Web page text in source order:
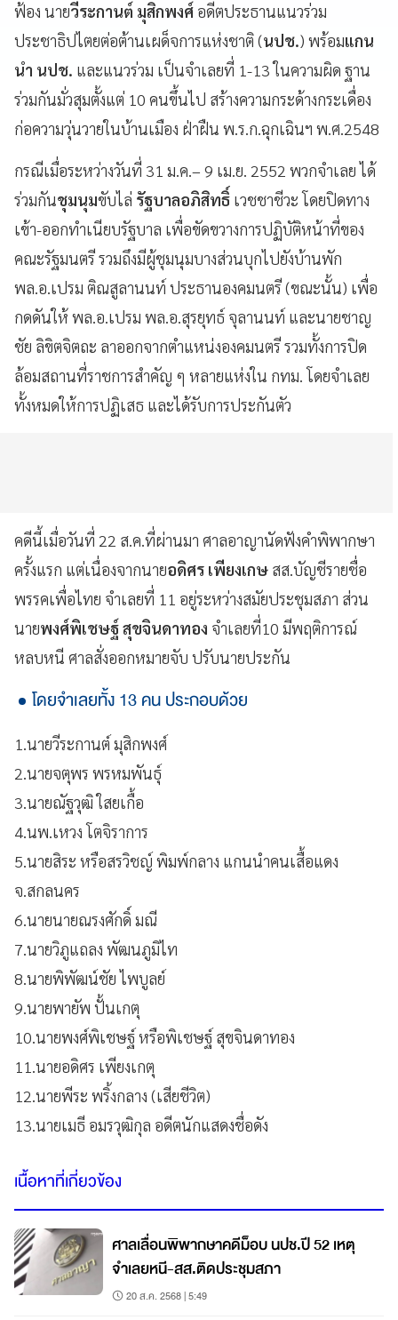
ฟ้อง นายวีระกานต์ มุสิกพงศ์ อดีตประธานแนวร่วม
ประชาธิปไตยต่อต้านเผด็จการแห่งชาติ (นปช.) พร้อมแกน
นำ นปช. และแนวร่วม เป็นจำเลยที่ 1-13 ในความผิด ฐาน
ร่วมกันมั่วสุมตั้งแต่ 10 คนขึ้นไป สร้างความกระด้างกระเดื่อง
ก่อความวุ่นวายในบ้านเมือง ฝ่าฝืน พ.ร.ก.ฉุกเฉินฯ พ.ศ.2548
กรณีเมื่อระหว่างวันที่ 31 ม.ค.– 9 เม.ย. 2552 พวกจำเลย ได้
ร่วมกันชุมนุมขับไล่ รัฐบาลอภิสิทธิ์ เวชชาชีวะ โดยปิดทาง
เข้า-ออกทำเนียบรัฐบาล เพื่อขัดขวางการปฏิบัติหน้าที่ของ
คณะรัฐมนตรี รวมถึงมีผู้ชุมนุมบางส่วนบุกไปยังบ้านพัก
พล.อ.เปรม ติณสูลานนท์ ประธานองคมนตรี (ขณะนั้น) เพื่อ
กดดันให้ พล.อ.เปรม พล.อ.สุรยุทธ์ จุลานนท์ และนายชาญ
ชัย ลิขิตจิตถะ ลาออกจากตำแหน่งองคมนตรี รวมทั้งการปิด
ล้อมสถานที่ราชการสำคัญ ๆ หลายแห่งใน กทม. โดยจำเลย
ทั้งหมดให้การปฏิเสธ และได้รับการประกันตัว
คดีนี้เมื่อวันที่ 22 ส.ค.ที่ผ่านมา ศาลอาญานัดฟังคำพิพากษา
ครั้งแรก แต่เนื่องจากนายอดิศร เพียงเกษ สส.บัญชีรายชื่อ
พรรคเพื่อไทย จำเลยที่ 11 อยู่ระหว่างสมัยประชุมสภา ส่วน
นายพงศ์พิเชษฐ์ สุขจินดาทอง จำเลยที่10 มีพฤติการณ์
หลบหนี ศาลสั่งออกหมายจับ ปรับนายประกัน
โดยจำเลยทั้ง 13 คน ประกอบด้วย
1.นายวีระกานต์ มุสิกพงศ์
2.นายจตุพร พรหมพันธุ์
3.นายณัฐวุฒิ ใสยเกื้อ
4.นพ.เหวง โตจิราการ
5.นายสิระ หรือสรวิชญ์ พิมพ์กลาง แกนนำคนเสื้อแดง
จ.สกลนคร
6.นายนายณรงศักดิ์ มณี
7.นายวิภูแถลง พัฒนภูมิไท
8.นายพิพัฒน์ชัย ไพบูลย์
9.นายพายัพ ปั้นเกตุ
10.นายพงศ์พิเชษฐ์ หรือพิเชษฐ์ สุขจินดาทอง
11.นายอดิศร เพียงเกตุ
12.นายพีระ พริ้งกลาง (เสียชีวิต)
13.นายเมธี อมรวุฒิกุล อดีตนักแสดงชื่อดัง
เนื้อหาที่เกี่ยวข้อง
ศาลเลื่อนพิพากษาคดีม็อบ นปช.ปี 52 เหตุ
จำเลยหนี-สส.ติดประชุมสภา
20 ส.ค. 2568 | 5:49